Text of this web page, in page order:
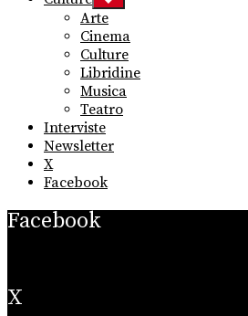
sub
menu
Arte
Cinema
Culture
Libridine
Musica
Teatro
Interviste
Newsletter
X
Facebook
Facebook
X